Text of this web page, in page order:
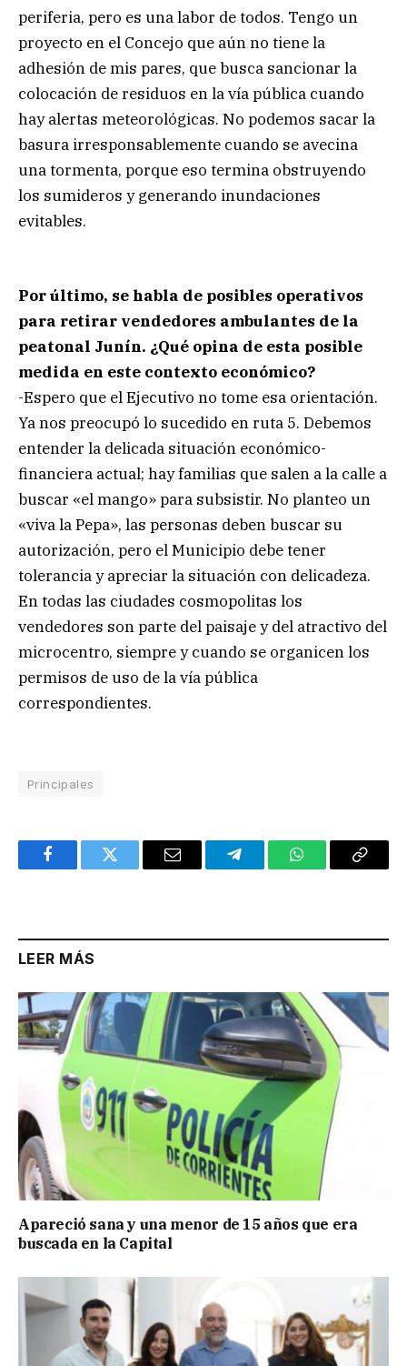
periferia, pero es una labor de todos. Tengo un
proyecto en el Concejo que aún no tiene la
adhesión de mis pares, que busca sancionar la
colocación de residuos en la vía pública cuando
hay alertas meteorológicas. No podemos sacar la
basura irresponsablemente cuando se avecina
una tormenta, porque eso termina obstruyendo
los sumideros y generando inundaciones
evitables.
Por último, se habla de posibles operativos
para retirar vendedores ambulantes de la
peatonal Junín. ¿Qué opina de esta posible
medida en este contexto económico?
-Espero que el Ejecutivo no tome esa orientación.
Ya nos preocupó lo sucedido en ruta 5. Debemos
entender la delicada situación económico-
financiera actual; hay familias que salen a la calle a
buscar «el mango» para subsistir. No planteo un
«viva la Pepa», las personas deben buscar su
autorización, pero el Municipio debe tener
tolerancia y apreciar la situación con delicadeza.
En todas las ciudades cosmopolitas los
vendedores son parte del paisaje y del atractivo del
microcentro, siempre y cuando se organicen los
permisos de uso de la vía pública
correspondientes.
Principales
FacebookTwitter Email TelegramWhatsAppCopy
LEER MÁS
Apareció sana y una menor de 15 años que era
buscada en la Capital